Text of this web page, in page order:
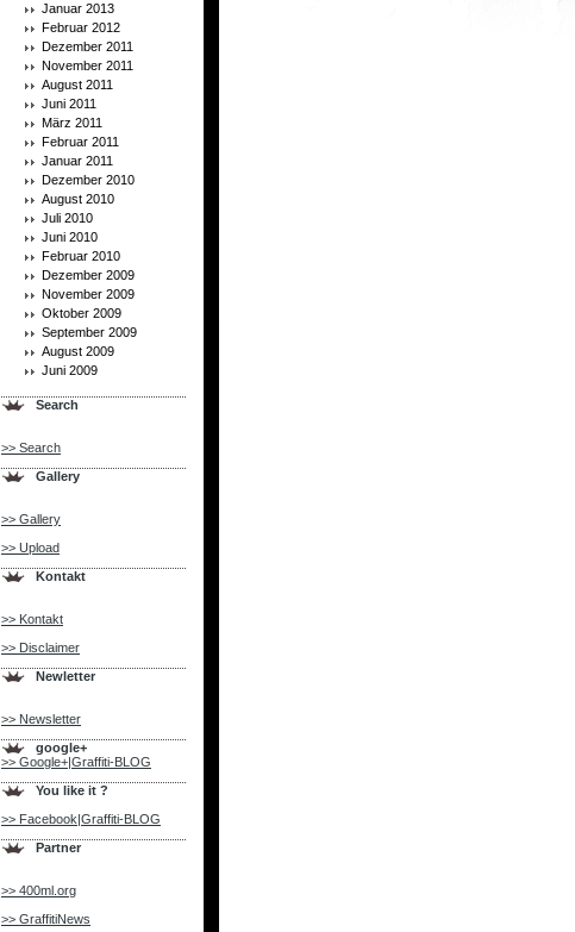
Januar 2013
Februar 2012
Dezember 2011
November 2011
August 2011
Juni 2011
März 2011
Februar 2011
Januar 2011
Dezember 2010
August 2010
Juli 2010
Juni 2010
Februar 2010
Dezember 2009
November 2009
Oktober 2009
September 2009
August 2009
Juni 2009
Search
>> Search
Gallery
>> Gallery
>> Upload
Kontakt
>> Kontakt
>> Disclaimer
Newletter
>> Newsletter
google+
>> Google+|Graffiti-BLOG
You like it ?
>> Facebook|Graffiti-BLOG
Partner
>> 400ml.org
>> GraffitiNews